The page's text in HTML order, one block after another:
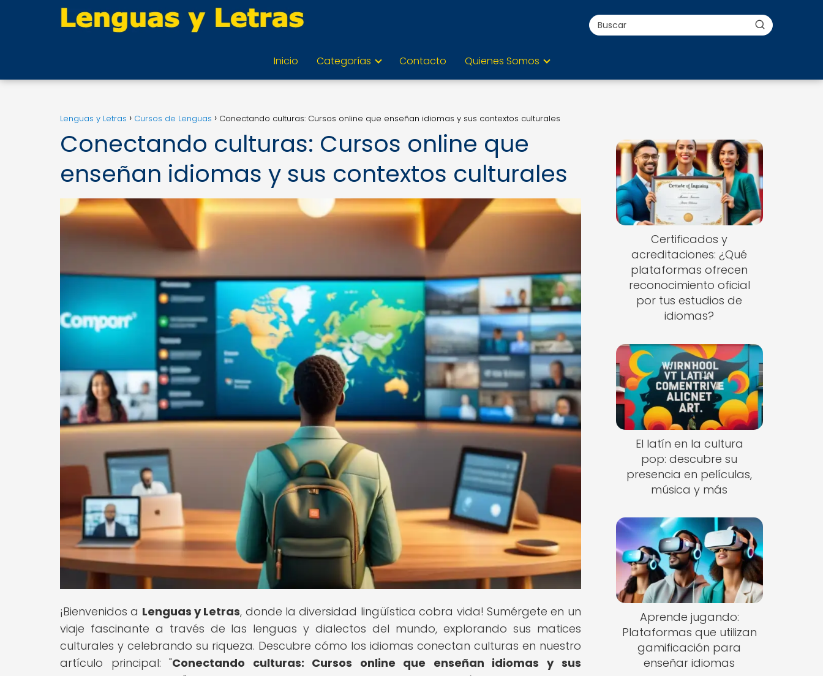
Inicio Categorías Contacto Quienes Somos
Lenguas y Letras Cursos de Lenguas Conectando culturas: Cursos online que enseñan idiomas y sus contextos culturales
Conectando culturas: Cursos online que
enseñan idiomas y sus contextos culturales
¡Bienvenidos a Lenguas y Letras, donde la diversidad lingüística cobra vida! Sumérgete en un
viaje fascinante a través de las lenguas y dialectos del mundo, explorando sus matices
culturales y celebrando su riqueza. Descubre cómo los idiomas conectan culturas en nuestro
artículo principal: "Conectando culturas: Cursos online que enseñan idiomas y sus
Certificados y
acreditaciones: ¿Qué
plataformas ofrecen
reconocimiento oficial
por tus estudios de
idiomas?
El latín en la cultura
pop: descubre su
presencia en películas,
música y más
Aprende jugando:
Plataformas que utilizan
gamificación para
enseñar idiomas